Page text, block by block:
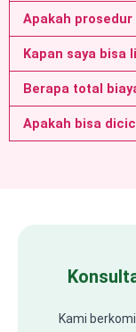
Apakah
Kapan saya bisa
Berapa total
Apakah bisa
Kami